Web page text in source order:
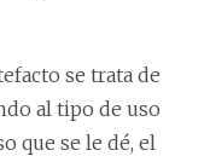
se trata de
al tipo de uso
que se le dé, el